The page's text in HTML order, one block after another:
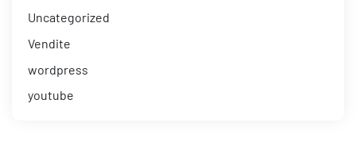
Uncategorized
Vendite
wordpress
youtube